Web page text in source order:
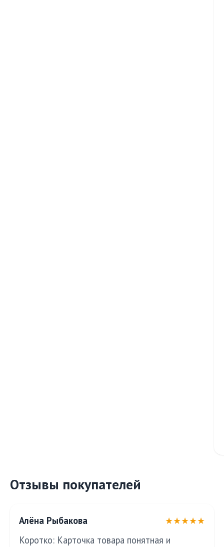
Отзывы покупателей
Алёна Рыбакова
★★★★★
Коротко: Карточка товара понятная и